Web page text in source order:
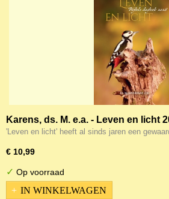
Karens, ds. M. e.a. - Leven en licht
'Leven en licht' heeft al sinds jaren een
€ 10,99
✓ Op voorraad
IN WINKELWAGEN